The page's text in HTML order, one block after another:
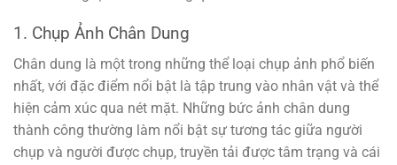
1. Chụp Ảnh Chân Dung
Chân dung là một trong những thể loại chụp ảnh phổ biến
nhất, với đặc điểm nổi bật là tập trung vào nhân vật và thể
hiện cảm xúc qua nét mặt. Những bức ảnh chân dung
thành công thường làm nổi bật sự tương tác giữa người
chụp và người được chụp, truyền tải được tâm trạng và cái